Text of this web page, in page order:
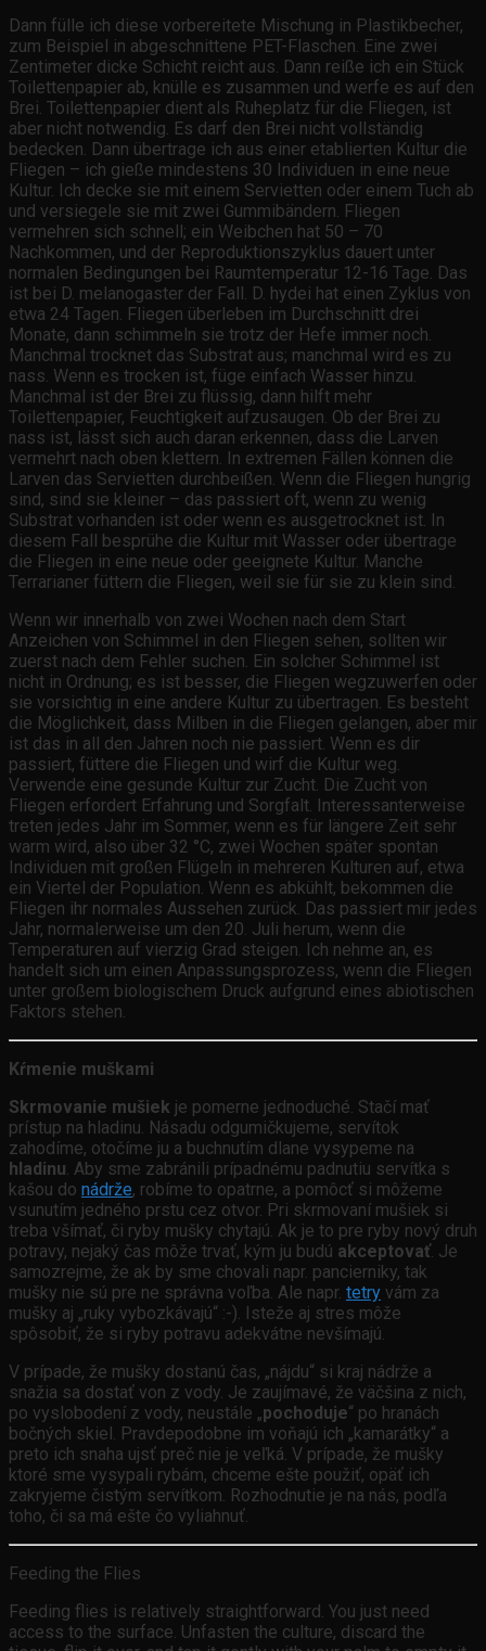
Dann fülle ich diese vorbereitete Mischung in Plastikbecher,
zum Beispiel in abgeschnittene PET-Flaschen. Eine zwei
Zentimeter dicke Schicht reicht aus. Dann reiße ich ein Stück
Toilettenpapier ab, knülle es zusammen und werfe es auf den
Brei. Toilettenpapier dient als Ruheplatz für die Fliegen, ist
aber nicht notwendig. Es darf den Brei nicht vollständig
bedecken. Dann übertrage ich aus einer etablierten Kultur die
Fliegen – ich gieße mindestens 30 Individuen in eine neue
Kultur. Ich decke sie mit einem Servietten oder einem Tuch ab
und versiegele sie mit zwei Gummibändern. Fliegen
vermehren sich schnell; ein Weibchen hat 50 – 70
Nachkommen, und der Reproduktionszyklus dauert unter
normalen Bedingungen bei Raumtemperatur 12-16 Tage. Das
ist bei D. melanogaster der Fall. D. hydei hat einen Zyklus von
etwa 24 Tagen. Fliegen überleben im Durchschnitt drei
Monate, dann schimmeln sie trotz der Hefe immer noch.
Manchmal trocknet das Substrat aus; manchmal wird es zu
nass. Wenn es trocken ist, füge einfach Wasser hinzu.
Manchmal ist der Brei zu flüssig, dann hilft mehr
Toilettenpapier, Feuchtigkeit aufzusaugen. Ob der Brei zu
nass ist, lässt sich auch daran erkennen, dass die Larven
vermehrt nach oben klettern. In extremen Fällen können die
Larven das Servietten durchbeißen. Wenn die Fliegen hungrig
sind, sind sie kleiner – das passiert oft, wenn zu wenig
Substrat vorhanden ist oder wenn es ausgetrocknet ist. In
diesem Fall besprühe die Kultur mit Wasser oder übertrage
die Fliegen in eine neue oder geeignete Kultur. Manche
Terrarianer füttern die Fliegen, weil sie für sie zu klein sind.
Wenn wir innerhalb von zwei Wochen nach dem Start
Anzeichen von Schimmel in den Fliegen sehen, sollten wir
zuerst nach dem Fehler suchen. Ein solcher Schimmel ist
nicht in Ordnung; es ist besser, die Fliegen wegzuwerfen oder
sie vorsichtig in eine andere Kultur zu übertragen. Es besteht
die Möglichkeit, dass Milben in die Fliegen gelangen, aber mir
ist das in all den Jahren noch nie passiert. Wenn es dir
passiert, füttere die Fliegen und wirf die Kultur weg.
Verwende eine gesunde Kultur zur Zucht. Die Zucht von
Fliegen erfordert Erfahrung und Sorgfalt. Interessanterweise
treten jedes Jahr im Sommer, wenn es für längere Zeit sehr
warm wird, also über 32 °C, zwei Wochen später spontan
Individuen mit großen Flügeln in mehreren Kulturen auf, etwa
ein Viertel der Population. Wenn es abkühlt, bekommen die
Fliegen ihr normales Aussehen zurück. Das passiert mir jedes
Jahr, normalerweise um den 20. Juli herum, wenn die
Temperaturen auf vierzig Grad steigen. Ich nehme an, es
handelt sich um einen Anpassungsprozess, wenn die Fliegen
unter großem biologischem Druck aufgrund eines abiotischen
Faktors stehen.
Kŕmenie muškami
Skrmovanie mušiek je pomerne jednoduché. Stačí mať
prístup na hladinu. Násadu odgumičkujeme, servítok
zahodíme, otočíme ju a buchnutím dlane vysypeme na
hladinu. Aby sme zabránili prípadnému padnutiu servítka s
kašou do nádrže, robíme to opatrne, a pomôcť si môžeme
vsunutím jedného prstu cez otvor. Pri skrmovaní mušiek si
treba všímať, či ryby mušky chytajú. Ak je to pre ryby nový druh
potravy, nejaký čas môže trvať, kým ju budú akceptovať. Je
samozrejme, že ak by sme chovali napr. pancierniky, tak
mušky nie sú pre ne správna voľba. Ale napr. tetry vám za
mušky aj „ruky vybozkávajú“ :-). Isteže aj stres môže
spôsobiť, že si ryby potravu adekvátne nevšímajú.
V prípade, že mušky dostanú čas, „nájdu“ si kraj nádrže a
snažia sa dostať von z vody. Je zaujímavé, že väčšina z nich,
po vyslobodení z vody, neustále „pochoduje“ po hranách
bočných skiel. Pravdepodobne im voňajú ich „kamarátky“ a
preto ich snaha ujsť preč nie je veľká. V prípade, že mušky
ktoré sme vysypali rybám, chceme ešte použiť, opäť ich
zakryjeme čistým servítkom. Rozhodnutie je na nás, podľa
toho, či sa má ešte čo vyliahnuť.
Feeding the Flies
Feeding flies is relatively straightforward. You just need
access to the surface. Unfasten the culture, discard the